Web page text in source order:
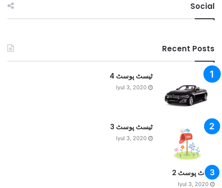
Social
Recent Posts
ٹیسٹ پوسٹ 4
Iyul 3, 2020
ٹیسٹ پوسٹ 3
Iyul 3, 2020
ٹیسٹ پوسٹ 2
Iyul 3, 2020